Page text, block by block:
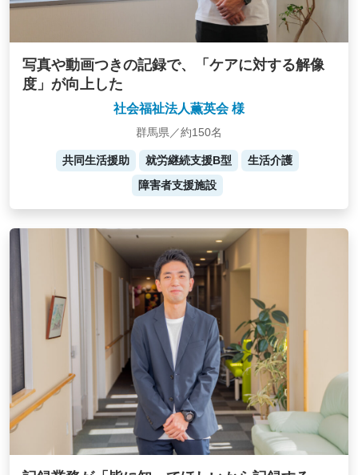
写真や動画つきの記録で、「ケアに対する解像
度」が向上した
社会福祉法人薫英会 様
群馬県／約150名
共同生活援助 就労継続支援B型
生活介護
障害者支援施設